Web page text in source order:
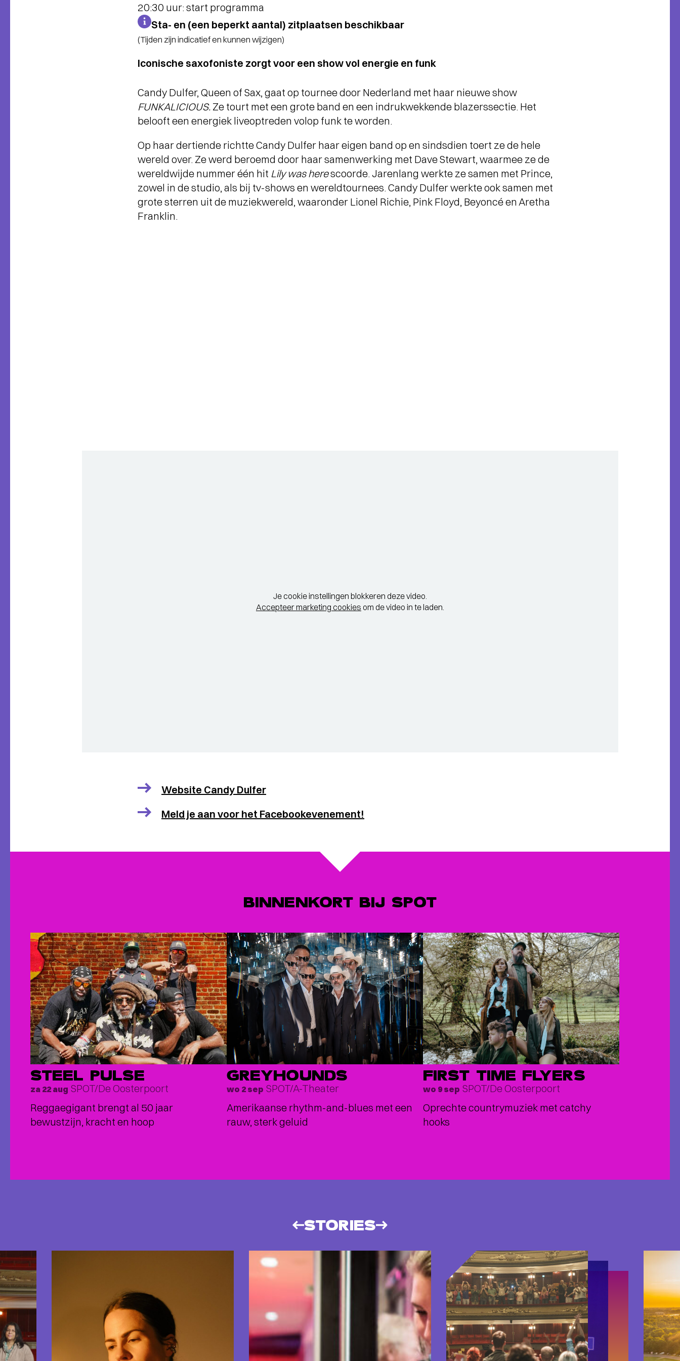
20:30 uur: start programma
Sta- en (een beperkt aantal) zitplaatsen beschikbaar
(Tijden zijn indicatief en kunnen wijzigen)
Iconische saxofoniste zorgt voor een show vol energie en funk
Candy Dulfer, Queen of Sax, gaat op tournee door Nederland met haar nieuwe show
FUNKALICIOUS. Ze tourt met een grote band en een indrukwekkende blazerssectie. Het
belooft een energiek liveoptreden volop funk te worden.
Op haar dertiende richtte Candy Dulfer haar eigen band op en sindsdien toert ze de hele
wereld over. Ze werd beroemd door haar samenwerking met Dave Stewart, waarmee ze de
wereldwijde nummer één hit Lily was herescoorde. Jarenlang werkte ze samen met Prince,
zowel in de studio, als bij tv-shows en wereldtournees. Candy Dulfer werkte ook samen met
grote sterren uit de muziekwereld, waaronder Lionel Richie, Pink Floyd, Beyoncé en Aretha
Franklin.
Je cookie instellingen blokkeren deze video.
Accepteer marketing cookies om de video in te laden.
Website Candy Dulfer
Meld je aan voor het Facebookevenement!
BINNENKORT BIJ SPOT
STEEL PULSE
za 22 aug SPOT/De Oosterpoort
Reggaegigant brengt al 50 jaar
bewustzijn, kracht en hoop
GREYHOUNDS
wo 2 sep SPOT/A-Theater
Amerikaanse rhythm-and-blues met een
rauw, sterk geluid
FIRST TIME FLYERS
wo 9 sep SPOT/De Oosterpoort
Oprechte countrymuziek met catchy
hooks
STORIES